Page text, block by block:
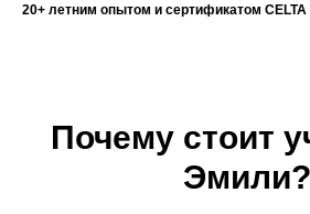
20+ летним опытом и сертификатом CELTA
Почему стоит
Эмили?